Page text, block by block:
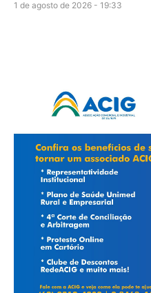
1 de agosto de 2026 - 19:33